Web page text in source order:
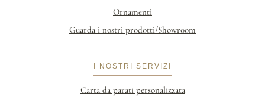
Ornamenti
Guarda i nostri prodotti/Showroom
I NOSTRI SERVIZI
Carta da parati personalizzata